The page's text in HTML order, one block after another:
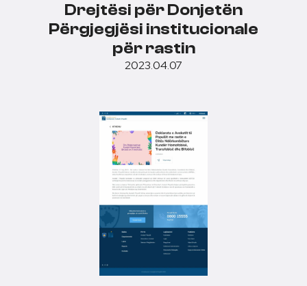
Drejtësi për Donjetën
Përgjegjësi institucionale
për rastin
2023.04.07